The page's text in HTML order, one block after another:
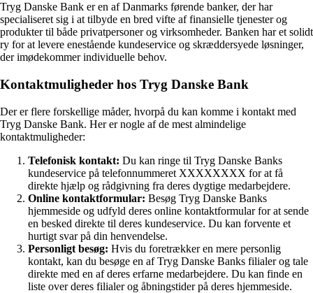
Tryg Danske Bank er en af Danmarks førende banker, der har
specialiseret sig i at tilbyde en bred vifte af finansielle tjenester og
produkter til både privatpersoner og virksomheder. Banken har et solidt
ry for at levere enestående kundeservice og skræddersyede løsninger,
der imødekommer individuelle behov.
Kontaktmuligheder hos Tryg Danske Bank
Der er flere forskellige måder, hvorpå du kan komme i kontakt med
Tryg Danske Bank. Her er nogle af de mest almindelige
kontaktmuligheder:
Telefonisk kontakt: Du kan ringe til Tryg Danske Banks
kundeservice på telefonnummeret XXXXXXXX for at få
direkte hjælp og rådgivning fra deres dygtige medarbejdere.
Online kontaktformular: Besøg Tryg Danske Banks
hjemmeside og udfyld deres online kontaktformular for at sende
en besked direkte til deres kundeservice. Du kan forvente et
hurtigt svar på din henvendelse.
Personligt besøg: Hvis du foretrækker en mere personlig
kontakt, kan du besøge en af Tryg Danske Banks filialer og tale
direkte med en af deres erfarne medarbejdere. Du kan finde en
liste over deres filialer og åbningstider på deres hjemmeside.